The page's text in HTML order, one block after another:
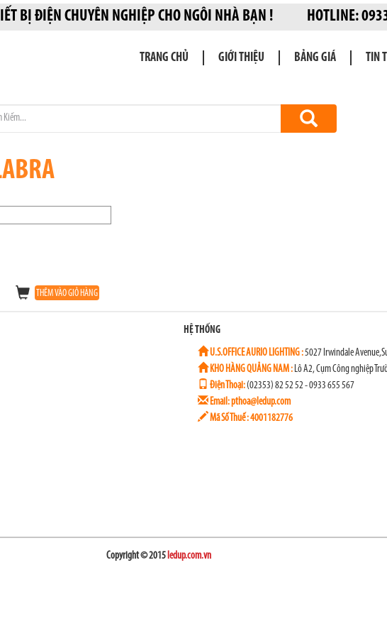
BỊ ĐIỆN CHUYÊN NGHIỆP CHO NGÔI NHÀ BẠN !
TRANG CHỦ GIỚI THIỆU BẢNG GIÁ TIN
THÊM VÀO GIỎ HÀNG
HỆ THỐNG
U.S.OFFICE AURIO LIGHTING :5027 Irwindale
KHO HÀNG QUẢNG NAM : Lô A2, Cụm Công nghiệp
Điện Thoại: (02353) 82 52 52 - 0933 655 567
Email: pthoa@ledup.com
Mã Số Thuế : 4001182776
Copyright © 2015 ledup.com.vn